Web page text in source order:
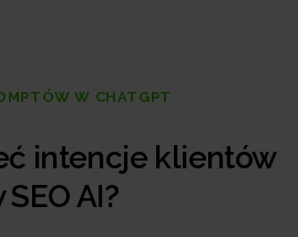
W CHATGPT
intencje klientów
SEO AI?